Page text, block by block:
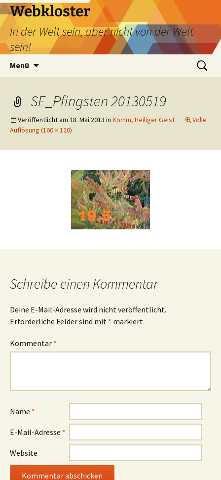
Webkloster
In der Welt sein, aber nicht von der Welt
sein!
Menü
Suchen
nach:
SE_Pfingsten 20130519
Veröffentlicht am 18. Mai 2013 in Komm, Heiliger Geist
Volle
Auflösung (160 × 120)
Schreibe einen Kommentar
Deine E-Mail-Adresse wird nicht veröffentlicht.
Erforderliche Felder sind mit * markiert
Kommentar *
Name *
E-Mail-Adresse *
Website